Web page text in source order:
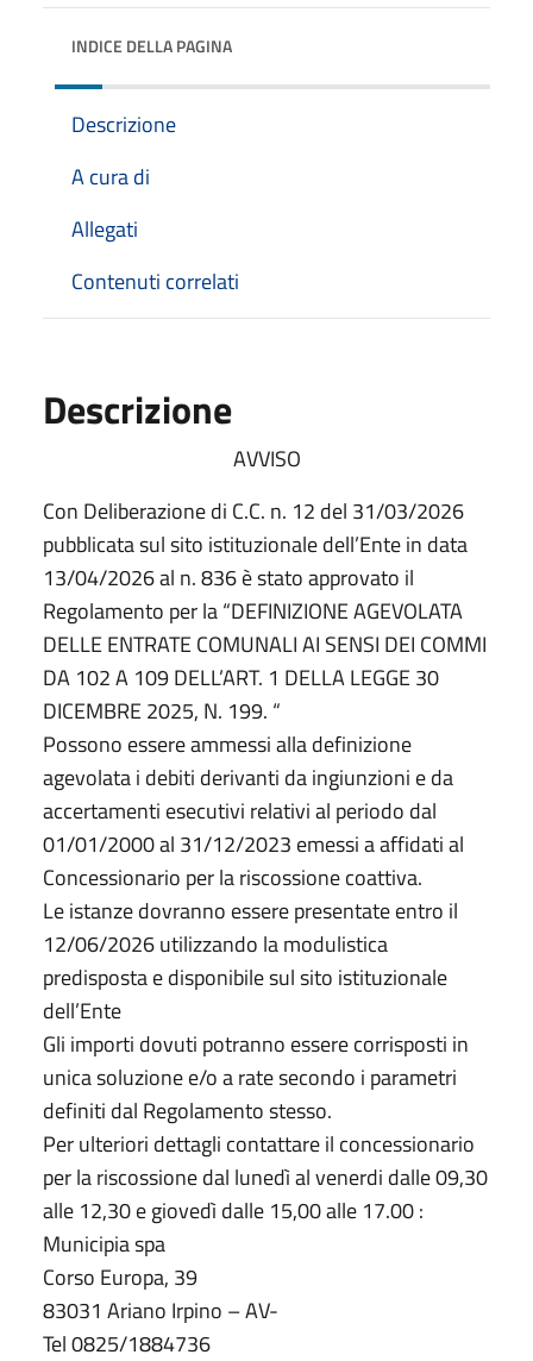
INDICE DELLA PAGINA
Descrizione
A cura di
Allegati
Contenuti correlati
Descrizione
AVVISO
Con Deliberazione di C.C. n. 12 del 31/03/2026
pubblicata sul sito istituzionale dell’Ente in data
13/04/2026 al n. 836 è stato approvato il
Regolamento per la “DEFINIZIONE AGEVOLATA
DELLE ENTRATE COMUNALI AI SENSI DEI COMMI
DA 102 A 109 DELL’ART. 1 DELLA LEGGE 30
DICEMBRE 2025, N. 199. “
Possono essere ammessi alla definizione
agevolata i debiti derivanti da ingiunzioni e da
accertamenti esecutivi relativi al periodo dal
01/01/2000 al 31/12/2023 emessi a affidati al
Concessionario per la riscossione coattiva.
Le istanze dovranno essere presentate entro il
12/06/2026 utilizzando la modulistica
predisposta e disponibile sul sito istituzionale
dell’Ente
Gli importi dovuti potranno essere corrisposti in
unica soluzione e/o a rate secondo i parametri
definiti dal Regolamento stesso.
Per ulteriori dettagli contattare il concessionario
per la riscossione dal lunedì al venerdi dalle 09,30
alle 12,30 e giovedì dalle 15,00 alle 17.00 :
Municipia spa
Corso Europa, 39
83031 Ariano Irpino – AV-
Tel 0825/1884736